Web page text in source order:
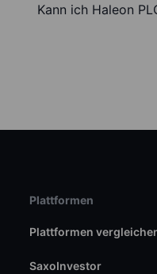
Kann ich Haleon
Plattformen
Plattformen
SaxoInvestor